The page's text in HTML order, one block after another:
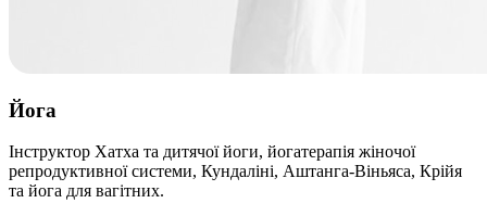
Йога
Інструктор Хатха та дитячої йоги, йогатерапія жіночої
репродуктивної системи, Кундаліні, Аштанга-Віньяса, Крійя
та йога для вагітних.